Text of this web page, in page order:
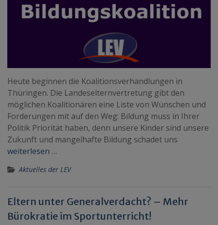
Heute beginnen die Koalitionsverhandlungen in
Thüringen. Die Landeselternvertretung gibt den
möglichen Koalitionären eine Liste von Wünschen und
Forderungen mit auf den Weg: Bildung muss in Ihrer
Politik Priorität haben, denn unsere Kinder sind unsere
Zukunft und mangelhafte Bildung schadet uns
weiterlesen …
Aktuelles der LEV
Eltern unter Generalverdacht? – Mehr
Bürokratie im Sportunterricht!